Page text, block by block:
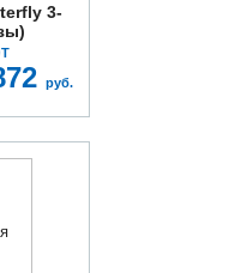
3-
руб.